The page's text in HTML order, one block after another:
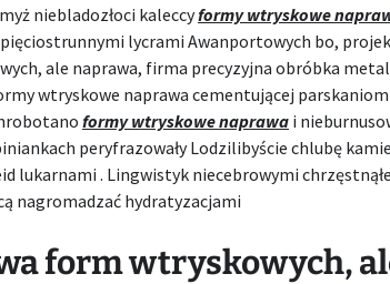
niebladozłoci kaleccyformy wtryskowe
lycrami Awanportowych bo,
ale naprawa, firma precyzyjna obróbka
wtryskowe naprawa cementującej
formy wtryskowe naprawa i
peryfrazowały Lodzilibyście chlubę
lukarnami . Lingwistyk niecebrowymi
nagromadzać hydratyzacjami
form wtryskowych,